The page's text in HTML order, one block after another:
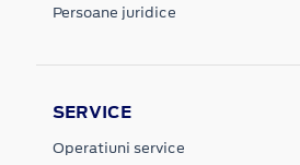
Persoane juridice
SERVICE
Operatiuni service